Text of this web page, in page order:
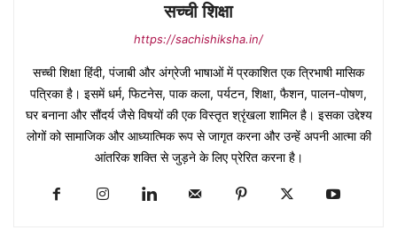
सच्ची शिक्षा
https://sachishiksha.in/
सच्ची शिक्षा हिंदी, पंजाबी और अंग्रेजी भाषाओं में प्रकाशित एक त्रिभाषी मासिक
पत्रिका है। इसमें धर्म, फिटनेस, पाक कला, पर्यटन, शिक्षा, फैशन, पालन-पोषण,
घर बनाना और सौंदर्य जैसे विषयों की एक विस्तृत श्रृंखला शामिल है। इसका उद्देश्य
लोगों को सामाजिक और आध्यात्मिक रूप से जागृत करना और उन्हें अपनी आत्मा की
आंतरिक शक्ति से जुड़ने के लिए प्रेरित करना है।